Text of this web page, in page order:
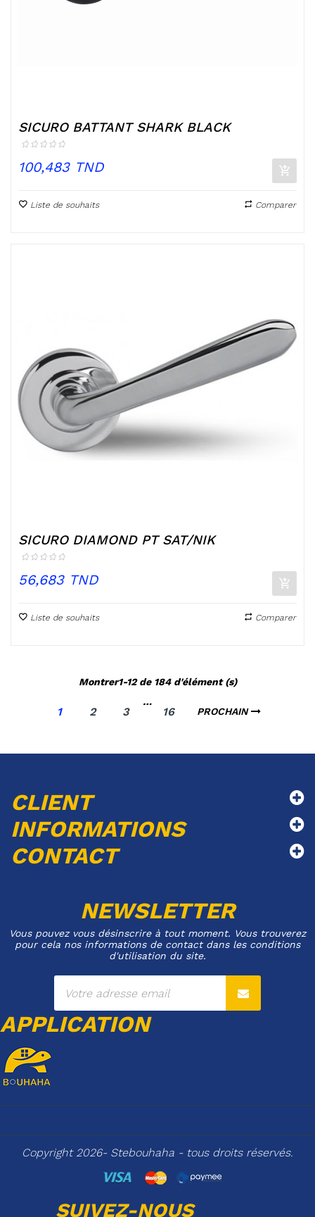
SICURO BATTANT SHARK BLACK
Prix
100,483 TND
Liste de souhaits Comparer
SICURO DIAMOND PT SAT/NIK
Prix
56,683 TND
Liste de souhaits Comparer
Montrer1-12 de 184 d'élément (s)
1 2 3
…
16 PROCHAIN
CLIENT
INFORMATIONS
CONTACT
NEWSLETTER
Vous pouvez vous désinscrire à tout moment. Vous trouverez
pour cela nos informations de contact dans les conditions
d'utilisation du site.
APPLICATION
Copyright 2026- Stebouhaha - tous droits réservés.
SUIVEZ-NOUS